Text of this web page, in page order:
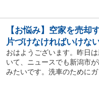
【お悩み】空家を売却
片づけなければいけな
おはようございます。昨日
いて、ニュースでも新潟市
みたいです。洗車のために